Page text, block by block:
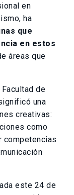
en
ha
que
en estos
áreas que
de
una
creativas:
como
competencias
este 24 de